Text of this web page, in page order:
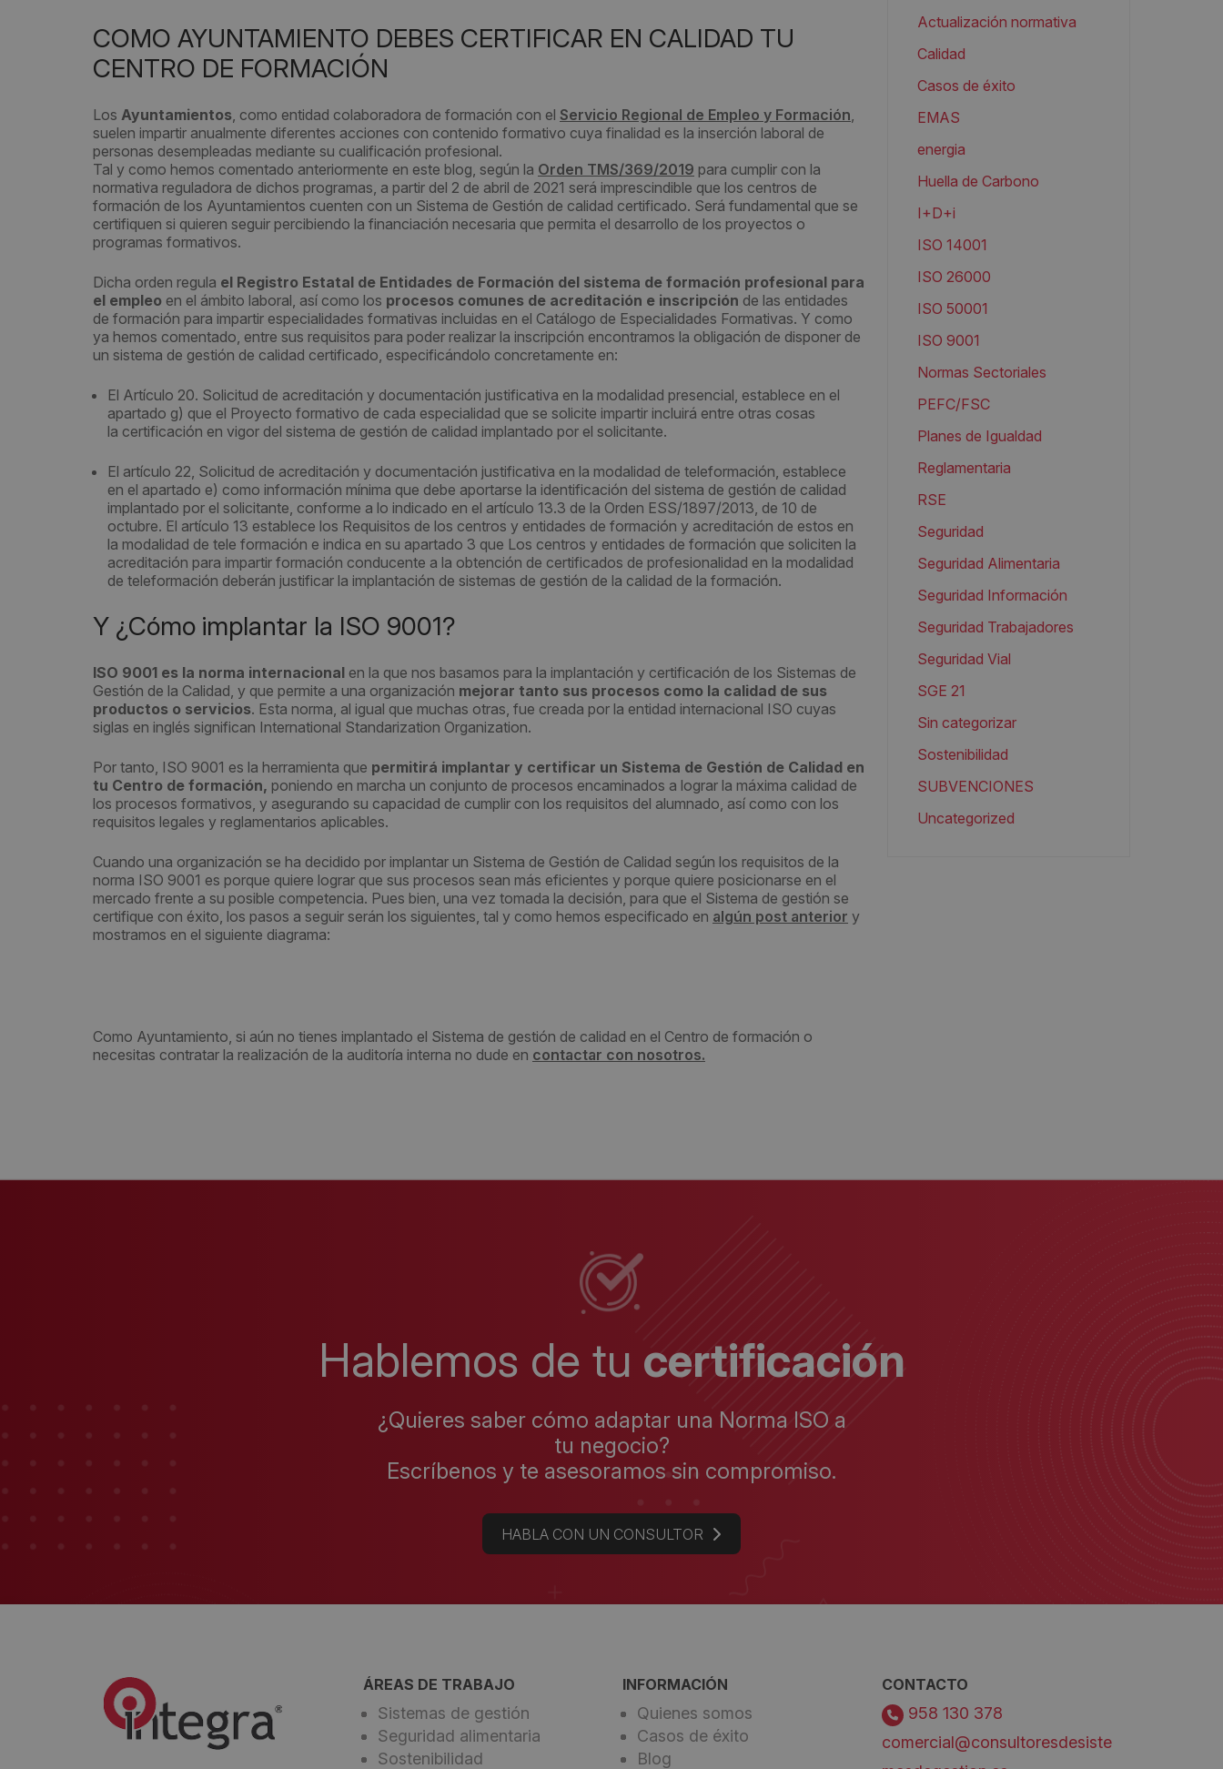
COMO AYUNTAMIENTO DEBES CERTIFICAR EN CALIDAD TU
CENTRO DE FORMACIÓN
Los Ayuntamientos, como entidad colaboradora de formación con el Servicio Regional de Empleo y Formación,
suelen impartir anualmente diferentes acciones con contenido formativo cuya finalidad es la inserción laboral de
personas desempleadas mediante su cualificación profesional.
Tal y como hemos comentado anteriormente en este blog, según la Orden TMS/369/2019 para cumplir con la
normativa reguladora de dichos programas, a partir del 2 de abril de 2021 será imprescindible que los centros de
formación de los Ayuntamientos cuenten con un Sistema de Gestión de calidad certificado. Será fundamental que se
certifiquen si quieren seguir percibiendo la financiación necesaria que permita el desarrollo de los proyectos o
programas formativos.
Dicha orden regula el Registro Estatal de Entidades de Formación del sistema de formación profesional para
el empleo en el ámbito laboral, así como los procesos comunes de acreditación e inscripción de las entidades
de formación para impartir especialidades formativas incluidas en el Catálogo de Especialidades Formativas. Y como
ya hemos comentado, entre sus requisitos para poder realizar la inscripción encontramos la obligación de disponer de
un sistema de gestión de calidad certificado, especificándolo concretamente en:
El Artículo 20. Solicitud de acreditación y documentación justificativa en la modalidad presencial, establece en el
apartado g) que el Proyecto formativo de cada especialidad que se solicite impartir incluirá entre otras cosas
la certificación en vigor del sistema de gestión de calidad implantado por el solicitante.
El artículo 22, Solicitud de acreditación y documentación justificativa en la modalidad de teleformación, establece
en el apartado e) como información mínima que debe aportarse la identificación del sistema de gestión de calidad
implantado por el solicitante, conforme a lo indicado en el artículo 13.3 de la Orden ESS/1897/2013, de 10 de
octubre. El artículo 13 establece los Requisitos de los centros y entidades de formación y acreditación de estos en
la modalidad de tele formación e indica en su apartado 3 que Los centros y entidades de formación que soliciten la
acreditación para impartir formación conducente a la obtención de certificados de profesionalidad en la modalidad
de teleformación deberán justificar la implantación de sistemas de gestión de la calidad de la formación.
Y ¿Cómo implantar la ISO 9001?
ISO 9001 es la norma internacional en la que nos basamos para la implantación y certificación de los Sistemas de
Gestión de la Calidad, y que permite a una organización mejorar tanto sus procesos como la calidad de sus
productos o servicios. Esta norma, al igual que muchas otras, fue creada por la entidad internacional ISO cuyas
siglas en inglés significan International Standarization Organization.
Por tanto, ISO 9001 es la herramienta que permitirá implantar y certificar un Sistema de Gestión de Calidad en
tu Centro de formación, poniendo en marcha un conjunto de procesos encaminados a lograr la máxima calidad de
los procesos formativos, y asegurando su capacidad de cumplir con los requisitos del alumnado, así como con los
requisitos legales y reglamentarios aplicables.
Cuando una organización se ha decidido por implantar un Sistema de Gestión de Calidad según los requisitos de la
norma ISO 9001 es porque quiere lograr que sus procesos sean más eficientes y porque quiere posicionarse en el
mercado frente a su posible competencia. Pues bien, una vez tomada la decisión, para que el Sistema de gestión se
certifique con éxito, los pasos a seguir serán los siguientes, tal y como hemos especificado en algún post anterior y
mostramos en el siguiente diagrama:
Como Ayuntamiento, si aún no tienes implantado el Sistema de gestión de calidad en el Centro de formación o
necesitas contratar la realización de la auditoría interna no dude en contactar con nosotros.
Actualización normativa
Calidad
Casos de éxito
EMAS
energia
Huella de Carbono
I+D+i
ISO 14001
ISO 26000
ISO 50001
ISO 9001
Normas Sectoriales
PEFC/FSC
Planes de Igualdad
Reglamentaria
RSE
Seguridad
Seguridad Alimentaria
Seguridad Información
Seguridad Trabajadores
Seguridad Vial
SGE 21
Sin categorizar
Sostenibilidad
SUBVENCIONES
Uncategorized
Hablemos de tu certificación
¿Quieres saber cómo adaptar una Norma ISO a
tu negocio?
Escríbenos y te asesoramos sin compromiso.
HABLA CON UN CONSULTOR
ÁREAS DE TRABAJO
Sistemas de gestión
Seguridad alimentaria
Sostenibilidad
INFORMACIÓN
Quienes somos
Casos de éxito
Blog
CONTACTO
958 130 378
comercial@consultoresdesiste